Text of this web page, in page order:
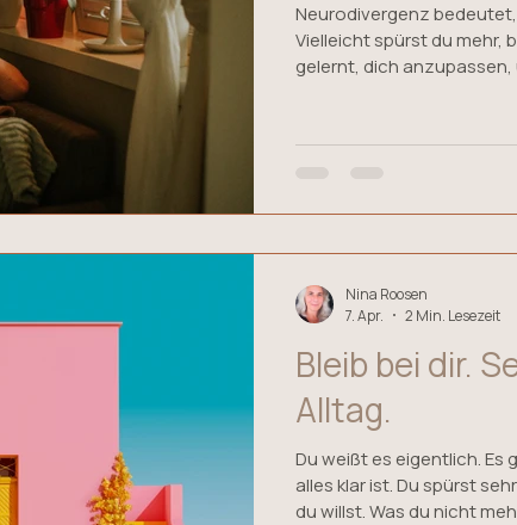
Neurodivergenz
Vielleicht spürst du mehr,
gelernt, dich
Selbstführung, um die
Bleib bei dir.
Alltag.
Du weißt es eigentlich. Es
alles klar ist. Du spürst
du willst. Was du nicht
Nina Roosen
7. Apr.
2 Min. Lesezeit